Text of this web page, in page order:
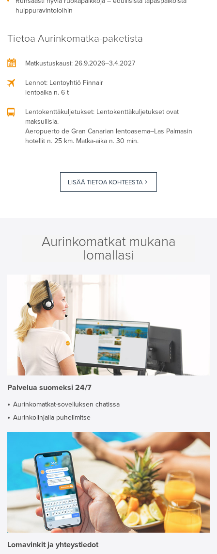
huippuravintoloihin
Tietoa Aurinkomatka-paketista
Matkustuskausi: 26.9.2026–3.4.2027
Lennot: Lentoyhtiö Finnair
lentoaika n. 6 t
Lentokenttäkuljetukset: Lentokenttäkuljetukset ovat
maksullisia.
Aeropuerto de Gran Canarian lentoasema–Las Palmasin
hotellit n. 25 km. Matka-aika n. 30 min.
LISÄÄ TIETOA KOHTEESTA
Aurinkomatkat mukana
lomallasi
Palvelua suomeksi 24/7
Aurinkomatkat-sovelluksen chatissa
Aurinkolinjalla puhelimitse
Lomavinkit ja yhteystiedot